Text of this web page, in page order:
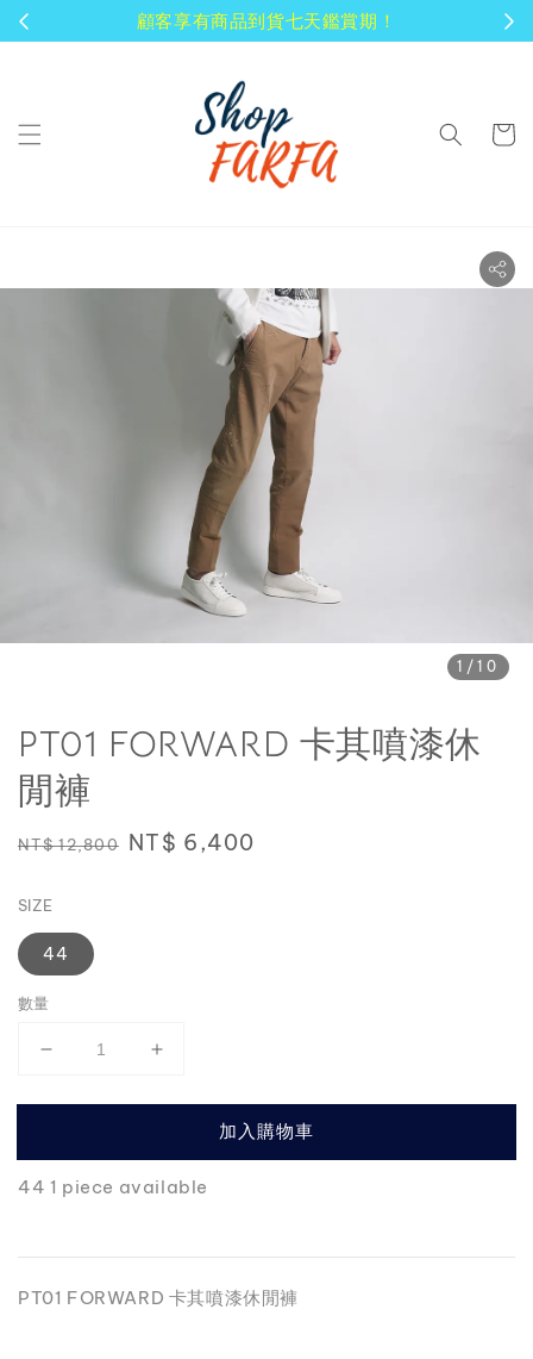
顧客享有商品到貨七天鑑賞期！
1 /10
PT01 FORWARD 卡其噴漆休
閒褲
Regular
NT$ 12,800 Sale
NT$ 6,400
SIZE
44
數量
加入購物車
44 1 piece available
PT01 FORWARD 卡其噴漆休閒褲